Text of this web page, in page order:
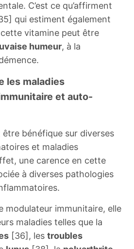
C’est ce qu’affirment
qui estiment également
cette vitamine peut être
humeur, à la
les maladies
et auto-
bénéfique sur diverses
et maladies
une carence en cette
à diverses pathologies
modulateur immunitaire, elle
maladies telles que la
[36], les troubles